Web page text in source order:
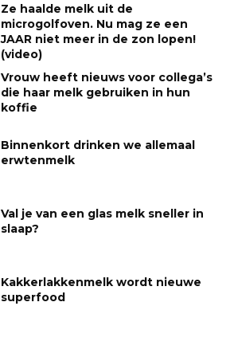
Ze haalde melk uit de
microgolfoven. Nu mag ze een
JAAR niet meer in de zon lopen!
(video)
Vrouw heeft nieuws voor collega’s
die haar melk gebruiken in hun
koffie
Binnenkort drinken we allemaal
erwtenmelk
Val je van een glas melk sneller in
slaap?
Kakkerlakkenmelk wordt nieuwe
superfood